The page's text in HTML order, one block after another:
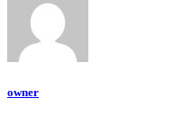
owner